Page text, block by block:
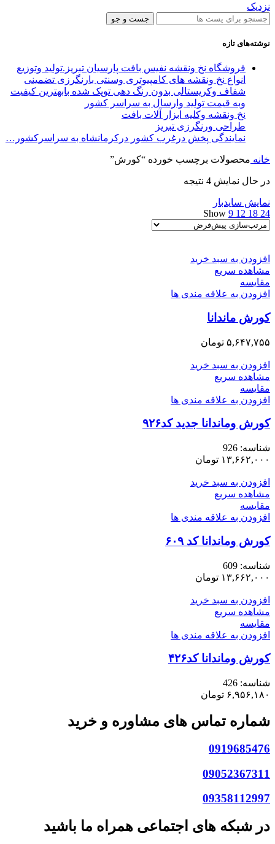
نزدیک
جست و جو
نوشته‌های تازه
فروشگاه نخ ونقشه نفیس بافت پارسیان تبریز.تولید وتوزیع
انواع نخ ونقشه های کامپیوتری وسنتی بارنگرزی تضمینی
شفاف وکریستالی بدون رنگ دهی توپک شده بابهترین کیفیت
وبه قیمت تولید وارسال به سراسر کشور
نخ ونقشه وکلیه ابزار آلات بافت
طراحی ورنگرزی تبریز
نمایندگی پخش درغرب کشور درکرمانشاه به سراسرکشور…
خانه محصولات برچسب خورده “کورش”
در حال نمایش 4 نتیجه
نمایش سایدبار
Show 9 12 18 24
افزودن به سبد خرید
مشاهده سریع
مقایسه
افزودن به علاقه مندی ها
کورش ماندانا
۵,۶۴۷,۷۵۵ تومان
افزودن به سبد خرید
مشاهده سریع
مقایسه
افزودن به علاقه مندی ها
کورش وماندانا جدید کد۹۲۶
شناسه: 926
۱۳,۶۶۲,۰۰۰ تومان
افزودن به سبد خرید
مشاهده سریع
مقایسه
افزودن به علاقه مندی ها
کورش وماندانا کد ۶۰۹
شناسه: 609
۱۳,۶۶۲,۰۰۰ تومان
افزودن به سبد خرید
مشاهده سریع
مقایسه
افزودن به علاقه مندی ها
کورش وماندانا کد۴۲۶
شناسه: 426
۶,۹۵۶,۱۸۰ تومان
شماره تماس های مشاوره و خرید
0919685476
09052367311
09358112997
در شبکه های اجتماعی همراه ما باشید